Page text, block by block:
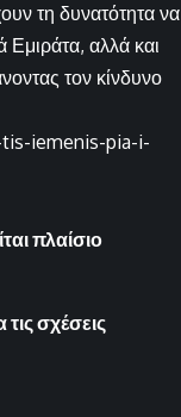
τη δυνατότητα να
αλλά και
τον κίνδυνο
iemenis-pia-i-
πλαίσιο
σχέσεις